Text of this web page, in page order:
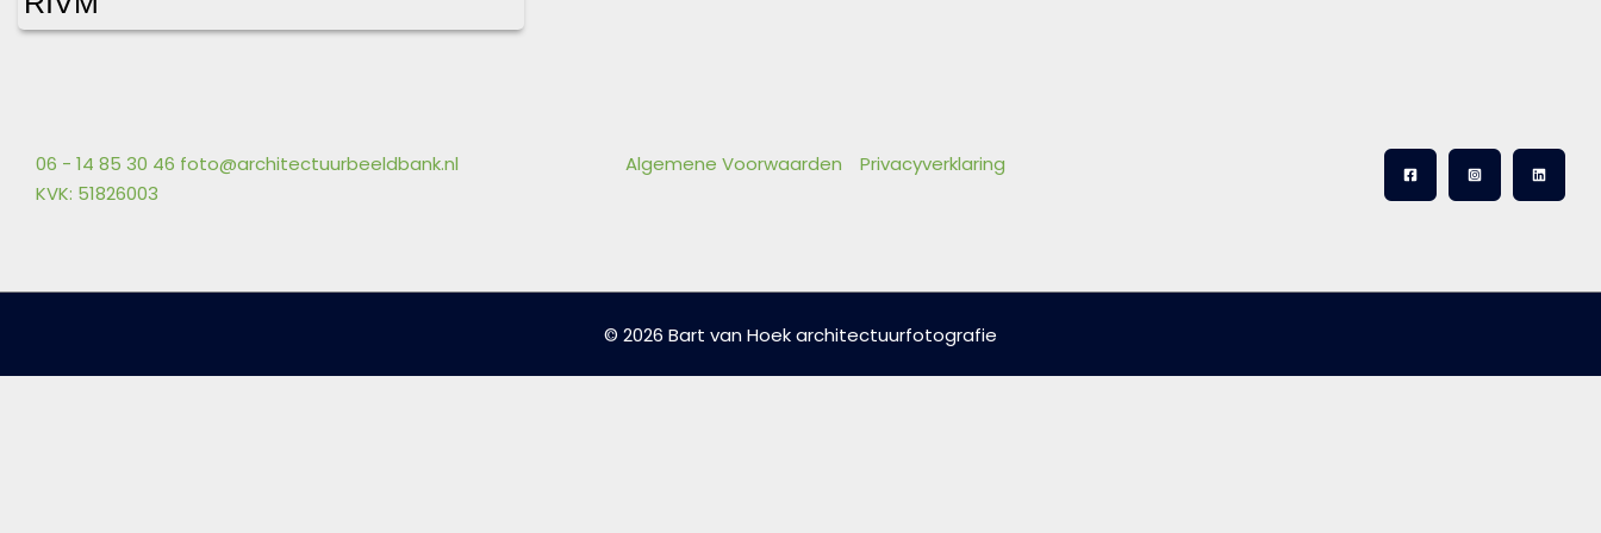
06 - 14 85 30 46 foto@architectuurbeeldbank.nl
KVK: 51826003
Algemene Voorwaarden Privacyverklaring
© 2026 Bart van Hoek architectuurfotografie